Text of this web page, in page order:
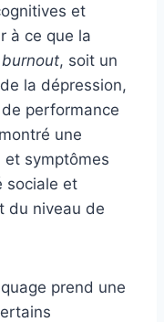
et
à ce que la
, soit un
la dépression,
de performance
une
et symptômes
sociale et
du niveau de
prend une